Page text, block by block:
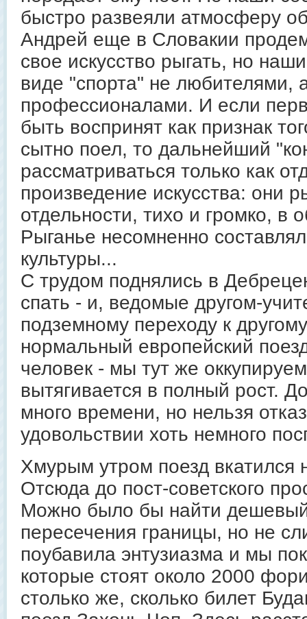
быстро развеяли атмосферу
Андрей еще в Словакии
свое искусство рыгать, но
виде "спорта" не любителями,
профессионалами. И если
быть воспринят как признак
сытно поел, то дальнейший
рассматриваться только как
произведение искусства: они
отдельности, тихо и громко,
Рыганье несомненно
культуры...
С трудом поднялись в
спать - и, ведомые другом-
подземному переходу к
нормальный европейский
человек - мы тут же
вытягивается в полный рост.
много времени, но нельзя
удовольствии хоть немного
Хмурым утром поезд вкатился
Отсюда до пост-советского
Можно было бы найти
пересечения границы, но не
поубавила энтузиазма и мы
которые стоят около 2000
столько же, сколько билет